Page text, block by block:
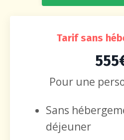
Tarif sans
Pour une
Sans
déjeuner